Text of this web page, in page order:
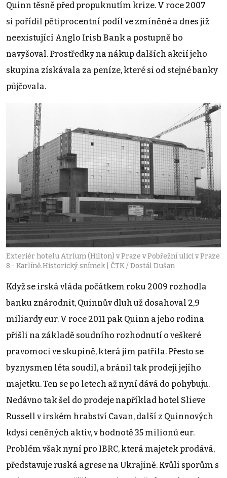
Quinn těsně před propuknutím krize. V roce 2007
si pořídil pětiprocentní podíl ve zmíněné a dnes již
neexistující Anglo Irish Bank a postupně ho
navyšoval. Prostředky na nákup dalších akcií jeho
skupina získávala za peníze, které si od stejné banky
půjčovala.
Exteriér hotelu Atrium (Hilton) v Praze v Pobřežní ulici v Praze
8 - Karlíně.Historický snímek | ČTK / Dostál Dušan
Když se irská vláda počátkem roku 2009 rozhodla
banku znárodnit, Quinnův dluh už dosahoval 2,9
miliardy eur. V roce 2011 pak Quinn a jeho rodina
přišli na základě soudního rozhodnutí o veškeré
pravomoci ve skupině, která jim patřila. Přesto se
byznysmen léta soudil, a bránil tak prodeji jejího
majetku. Ten se po letech až nyní dává do pohybuju.
Nedávno tak šel do prodeje například hotel Slieve
Russell v irském hrabství Cavan, další z Quinnových
kdysi ceněných aktiv, v hodnotě 35 milionů eur.
Problém však nyní pro IBRC, která majetek prodává,
představuje ruská agrese na Ukrajině. Kvůli sporům s